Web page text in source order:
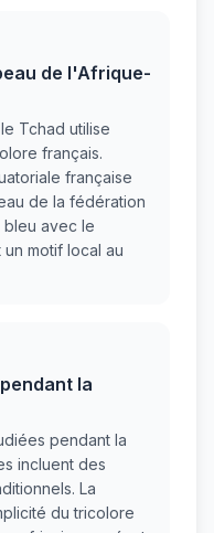
de l'Afrique-
Tchad utilise
français.
française
de la fédération
bleu avec le
motif local au
la
pendant la
incluent des
La
du tricolore